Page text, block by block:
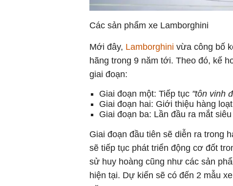
Các sản phẩm xe Lamborghini
Mới đây, Lamborghini vừa công bố
hãng trong 9 năm tới. Theo đó, kế
giai đoạn:
Giai đoạn một: Tiếp tục "tôn vinh
Giai đoạn hai: Giới thiệu hàng
Giai đoạn ba: Lần đầu ra mắt
Giai đoạn đầu tiên sẽ diễn ra trong
sẽ tiếp tục phát triển động cơ đốt
sử huy hoàng cũng như các sản
hiện tại. Dự kiến sẽ có đến 2 mẫu